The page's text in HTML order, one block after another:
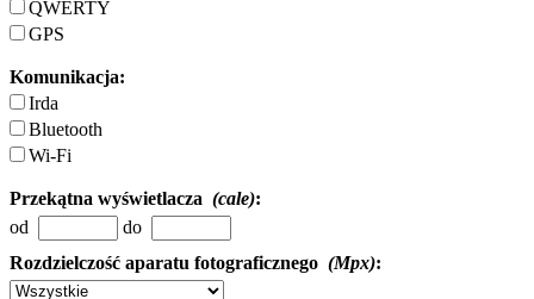
QWERTY
GPS
Komunikacja:
Irda
Bluetooth
Wi-Fi
Przekątna wyświetlacza (cale):
od
do
Rozdzielczość aparatu fotograficznego (Mpx):